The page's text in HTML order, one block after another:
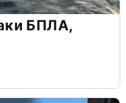
БПЛА,